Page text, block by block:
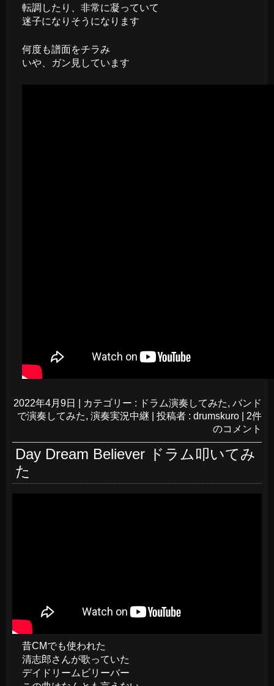
転調したり、非常に凝っていて
迷子になりそうになります
何度も譜面をチラみ
いや、ガン見しています
2022年4月9日 カテゴリー : ドラム演奏してみた, バンド
で演奏してみた, 演奏実況中継 投稿者 : drumskuro
2件
のコメント
Day Dream Believer ドラム叩いてみ
た
昔CMでも使われた
清志郎さんが歌っていた
デイドリームビリーバー